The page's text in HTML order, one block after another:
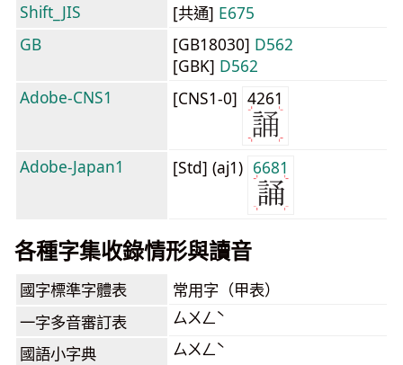
Shift_JIS
[共通] E675
GB
[GB18030] D562
[GBK] D562
Adobe-CNS1
[CNS1-0] 4261
Adobe-Japan1 [Std] (aj1) 6681
各種字集收錄情形與讀音
國字標準字體表 常用字（甲表）
一字多音審訂表 ㄙㄨㄥˋ
國語小字典 ㄙㄨㄥˋ